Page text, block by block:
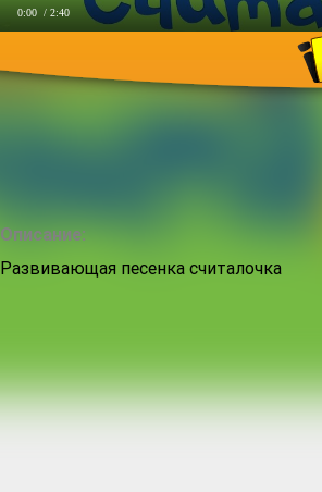
0:00 / 2:40
Описание:
Развивающая песенка считалочка